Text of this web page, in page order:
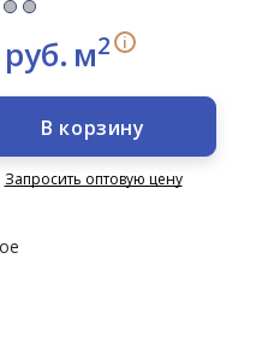
м2 i
В корзину
Запросить оптовую цену